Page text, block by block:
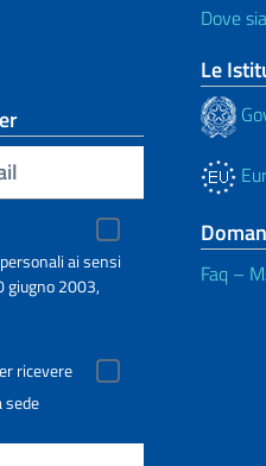
ai sensi
giugno 2003,
ricevere
sede
Dove
Le
Faq –